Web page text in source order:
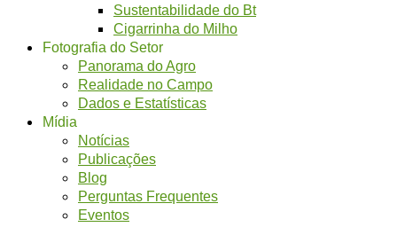
Sustentabilidade do Bt
Cigarrinha do Milho
Fotografia do Setor
Panorama do Agro
Realidade no Campo
Dados e Estatísticas
Mídia
Notícias
Publicações
Blog
Perguntas Frequentes
Eventos